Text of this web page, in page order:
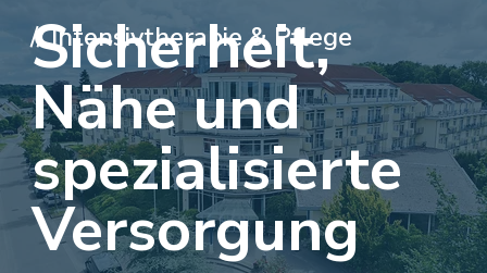
//Intensivtherapie & Pflege
Sicherheit,
Nähe und
spezialisierte
Versorgung